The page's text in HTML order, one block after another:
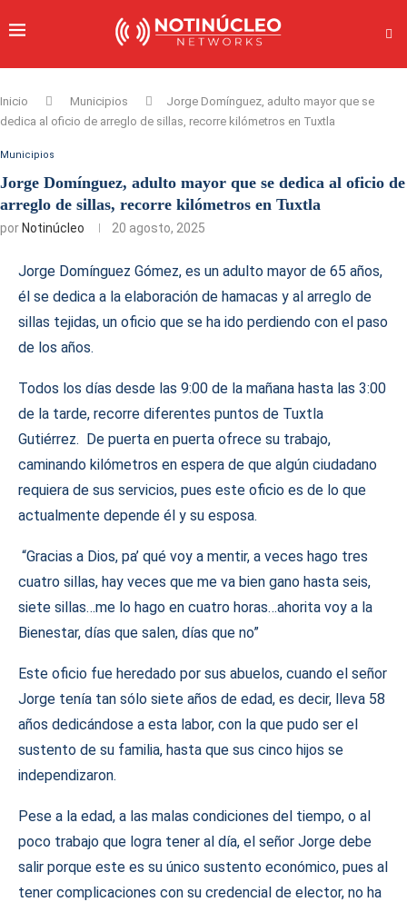
Inicio Municipios
Jorge Domínguez, adulto mayor que se
dedica al oficio de arreglo de sillas, recorre kilómetros en Tuxtla
Municipios
Jorge Domínguez, adulto mayor que se dedica al oficio de
arreglo de sillas, recorre kilómetros en Tuxtla
por Notinúcleo 20 agosto, 2025
Jorge Domínguez Gómez, es un adulto mayor de 65 años,
él se dedica a la elaboración de hamacas y al arreglo de
sillas tejidas, un oficio que se ha ido perdiendo con el paso
de los años.
Todos los días desde las 9:00 de la mañana hasta las 3:00
de la tarde, recorre diferentes puntos de Tuxtla
Gutiérrez. De puerta en puerta ofrece su trabajo,
caminando kilómetros en espera de que algún ciudadano
requiera de sus servicios, pues este oficio es de lo que
actualmente depende él y su esposa.
“Gracias a Dios, pa’ qué voy a mentir, a veces hago tres
cuatro sillas, hay veces que me va bien gano hasta seis,
siete sillas…me lo hago en cuatro horas…ahorita voy a la
Bienestar, días que salen, días que no”
Este oficio fue heredado por sus abuelos, cuando el señor
Jorge tenía tan sólo siete años de edad, es decir, lleva 58
años dedicándose a esta labor, con la que pudo ser el
sustento de su familia, hasta que sus cinco hijos se
independizaron.
Pese a la edad, a las malas condiciones del tiempo, o al
poco trabajo que logra tener al día, el señor Jorge debe
salir porque este es su único sustento económico, pues al
tener complicaciones con su credencial de elector, no ha